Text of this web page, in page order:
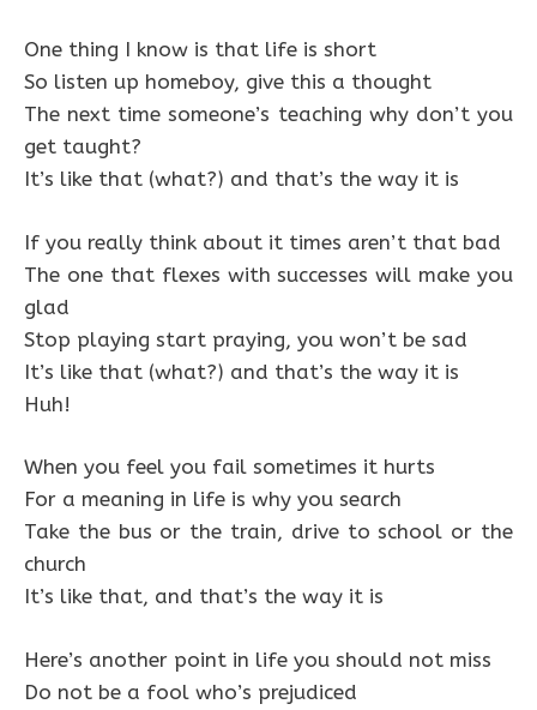
One thing I know is that life is short
So listen up homeboy, give this a thought
The next time someone’s teaching why don’t you
get taught?
It’s like that (what?) and that’s the way it is
If you really think about it times aren’t that bad
The one that flexes with successes will make you
glad
Stop playing start praying, you won’t be sad
It’s like that (what?) and that’s the way it is
Huh!
When you feel you fail sometimes it hurts
For a meaning in life is why you search
Take the bus or the train, drive to school or the
church
It’s like that, and that’s the way it is
Here’s another point in life you should not miss
Do not be a fool who’s prejudiced